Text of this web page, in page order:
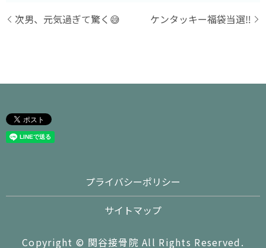
次男、元気過ぎて驚く😅 ケンタッキー福袋当選‼️
プライバシーポリシー
サイトマップ
Copyright © 関谷接骨院 All Rights Reserved.